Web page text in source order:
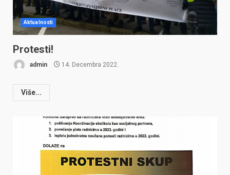
Aktualnosti
Protesti!
admin 14. Decembra 2022.
Više...